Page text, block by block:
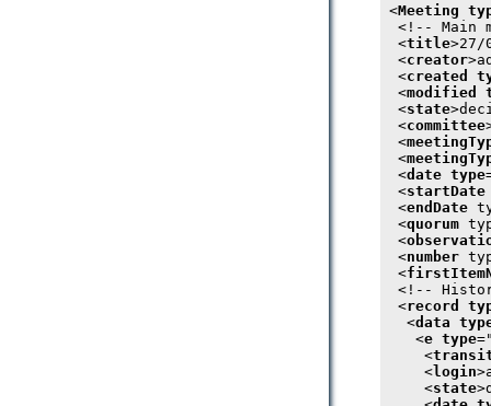
<Meeting
<!-- Main
<title>27/
<creator
<created
<modified
<state
<committee
<
<
<date type
<startDate
<endDate
<quorum
<
<number
<
<!--
<record
  <
data
   <
e type
    <
    <
login
    <
state